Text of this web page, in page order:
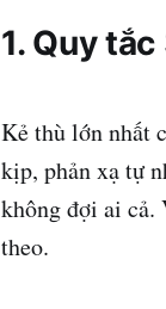
1. Quy
Kẻ thù lớn nhất
kịp, phản xạ tự
không đợi ai cả.
theo.